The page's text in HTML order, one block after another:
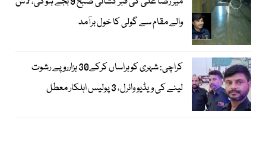
والے مقام سے گولی کا خول برآمد
کراچی: شہری کو ہراساں کرکے30 ہزارروپے رشوت
لینے کی ویڈیو وائرل، 3 پولیس اہلکار معطل